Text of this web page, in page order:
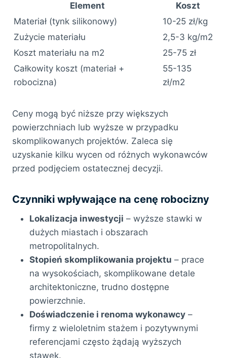
Element
Koszt
Materiał (tynk silikonowy)
10-25 zł/kg
Zużycie materiału
2,5-3 kg/m2
Koszt materiału na m2
25-75 zł
Całkowity koszt (materiał +
robocizna)
55-135
zł/m2
Ceny mogą być niższe przy większych
powierzchniach lub wyższe w przypadku
skomplikowanych projektów. Zaleca się
uzyskanie kilku wycen od różnych wykonawców
przed podjęciem ostatecznej decyzji.
Czynniki wpływające na cenę robocizny
Lokalizacja inwestycji – wyższe stawki w
dużych miastach i obszarach
metropolitalnych.
Stopień skomplikowania projektu – prace
na wysokościach, skomplikowane detale
architektoniczne, trudno dostępne
powierzchnie.
Doświadczenie i renoma wykonawcy –
firmy z wieloletnim stażem i pozytywnymi
referencjami często żądają wyższych
stawek.